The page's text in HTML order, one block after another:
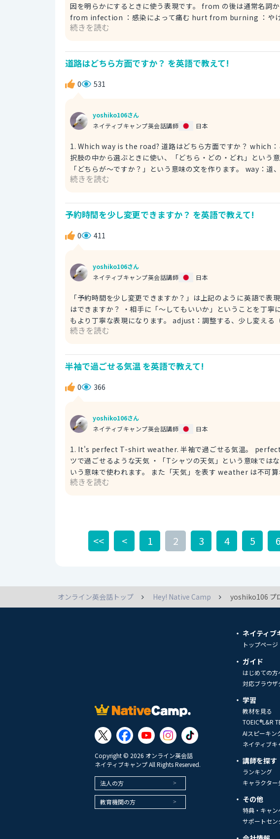
因を明らかにするときに使う表現です。 from の後は通常名
from infection ：感染によって痛む hurt from burning ：やけどによって痛む look at
意識的に「見る」というニュアンスを含みます。 phone：携帯
直訳すると、「携帯電話の見過ぎで首が痛む」となるため、「
きます。 （例文） My neck hurts from looking at my phone too much. I need a break from social
media：SNS、ソーシャルメディア ・日本語では 「SNS」とし
SNSやってる？ ※ are you on -? ：〜やってる？ SNSやオン
続きを読む
道路はどちら方面ですか？ を英語で教えて!
0 531
yoshiko106さん
ネイティブキャンプ英会話講師
日本
1. Which way is the road? 道路はどちら方面ですか？ which：どちら、どの（副詞） ・何かを特定したり、選
択肢の中から選ぶときに使い、「どちら・どの・どれ」という
「どちらが〜ですか？」という意味の文を作ります。 way：道、方向（名詞） よって
らの方向」という部分を表しています。 road：道路（名詞） ・主に車が通る道のことを指します。 この表現は
意味になります。 （例文） Which way is the road? I need to get to the airport. 道路はどちらの方向です
か？空港まで行かないといけないんです。 ※ get to：〜に着く、〜に
ように」という方法を質問したりするときに使う疑問詞です。
道路へはどのように行けばいいですか？タクシーを拾いたい
す。「〜したい」という願望を表す丁寧な表現になります。
めて乗車したいときに使う表現です。 いかが
続きを読む
予約時間を少し変更できますか？ を英語で教えて!
0 411
yoshiko106さん
ネイティブキャンプ英会話講師
日本
「予約時間を少し変更できますか？」は上記のように英語で表現することができ
はできますか？ ・相手に「〜してもいいか」ということを丁寧
もより丁寧な表現になります。 adjust：調整する、少し変える（動詞） ・目的や状況に合わせて少し変えた
り、微調整を加えるというニュアンスを含みます。 time for：
でしょうか？」ということは「予約の時間を少し変更できますか？
Could I adjust the time for my reservation? My train is
現です。 ◇ could I と can I を使った他の例文◇ Could I have your moment, please? 少々お時間よろしいで
moment？ ちょっといいかな？ ※ can I -? も「〜してもいいで
続きを読む
半袖で過ごせる気温 を英語で教えて!
0 366
yoshiko106さん
ネイティブキャンプ英会話講師
日本
1. It's perfect T-shirt weather. 半袖で過ごせる気温。 perfect：完璧な（形容詞） T-shirt weather：Tシャ
ツで過ごせるような天気 ・「Tシャツの天気」という意味では
いう意味で使われます。 また「天気」を表す weather は不
ないことに注意します。 よって「Tシャツで過ごすのに完璧な天気だ。」ということは「半袖で過ごせる天
enough to：〜するのに十分暖かい ・形容詞 + enough to は
す。 warm：暖かい（形容詞） ・天気や物の温度が心地良い暖
wear：着る（動詞） short sleeves：半袖 ・両方の袖が揃った
But it might get chilly in the evening. 半袖で過ごせる天気だ
続きを読む
<< < 1 2 3 4 5 6
オンライン英会話トップ Hey! Native Camp yoshiko106 プ
Copyright © 2026 オンライン英会話
ネイティブキャンプ All Rights Reserved.
法人の方
教育機関の方
ネイティブ
トップページ
ガイド
はじめての方
対応ブラウザ
学習
教材を見る
TOEIC®L&R
AIスピーキン
ネイティブキ
講師を探す
ランキング
キャラクタ
その他
特典・キャン
サポートセン